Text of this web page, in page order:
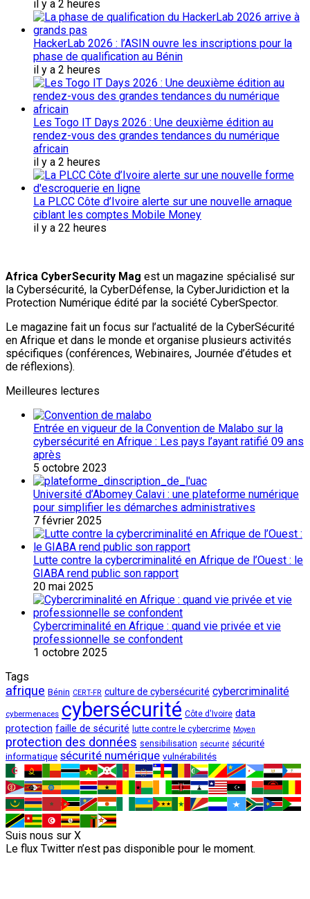
il y a 2 heures
HackerLab 2026 : l’ASIN ouvre les inscriptions pour la
phase de qualification au Bénin
il y a 2 heures
Les Togo IT Days 2026 : Une deuxième édition au
rendez-vous des grandes tendances du numérique
africain
il y a 2 heures
La PLCC Côte d’Ivoire alerte sur une nouvelle arnaque
ciblant les comptes Mobile Money
il y a 22 heures
Africa CyberSecurity Mag est un magazine spécialisé sur
la Cybersécurité, la CyberDéfense, la CyberJuridiction et la
Protection Numérique édité par la société CyberSpector.
Le magazine fait un focus sur l’actualité de la CyberSécurité
en Afrique et dans le monde et organise plusieurs activités
spécifiques (conférences, Webinaires, Journée d’études et
de réflexions).
Meilleures lectures
Entrée en vigueur de la Convention de Malabo sur la
cybersécurité en Afrique : Les pays l’ayant ratifié 09 ans
après
5 octobre 2023
Université d’Abomey Calavi : une plateforme numérique
pour simplifier les démarches administratives
7 février 2025
Lutte contre la cybercriminalité en Afrique de l’Ouest : le
GIABA rend public son rapport
20 mai 2025
Cybercriminalité en Afrique : quand vie privée et vie
professionnelle se confondent
1 octobre 2025
Tags
afrique Bénin CERT-FR culture de cybersécurité cybercriminalité
cybermenaces cybersécurité Côte d'Ivoire data
protection faille de sécurité lutte contre le cybercrime Moyen
protection des données sensibilisation sécurité sécurité
informatique sécurité numérique vulnérabilités
Suis nous sur X
Le flux Twitter n’est pas disponible pour le moment.